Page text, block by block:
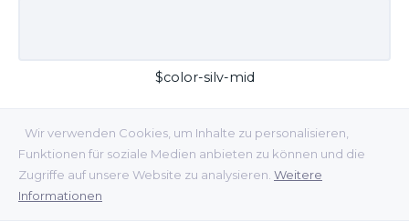
Wir verwenden Cookies, um Inhalte zu personalisieren,
Funktionen für soziale Medien anbieten zu können und die
Zugriffe auf unsere Website zu analysieren. Weitere
Informationen
$color-silv-mid